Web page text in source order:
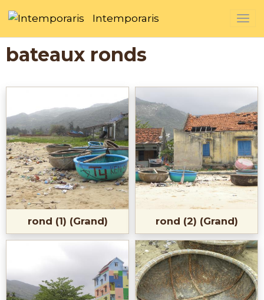
Intemporaris
bateaux ronds
rond (1) (Grand) rond (2) (Grand)